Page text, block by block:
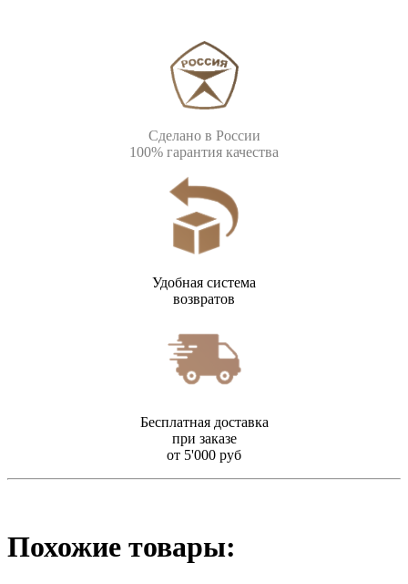
Сделано в России
100% гарантия качества
Удобная система
возвратов
Бесплатная доставка
при заказе
от 5'000 руб
Похожие товары: